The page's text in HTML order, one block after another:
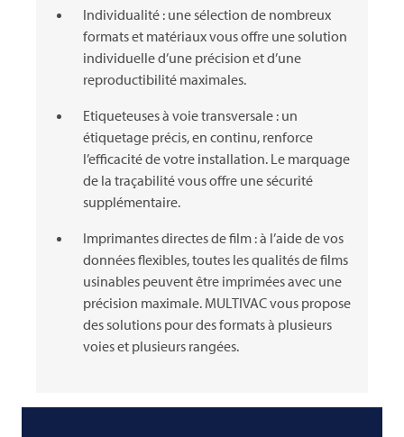
Individualité : une sélection de nombreux
formats et matériaux vous offre une solution
individuelle d’une précision et d’une
reproductibilité maximales.
Etiqueteuses à voie transversale : un
étiquetage précis, en continu, renforce
l’efficacité de votre installation. Le marquage
de la traçabilité vous offre une sécurité
supplémentaire.
Imprimantes directes de film : à l’aide de vos
données flexibles, toutes les qualités de films
usinables peuvent être imprimées avec une
précision maximale. MULTIVACvous propose
des solutions pour des formats à plusieurs
voies et plusieurs rangées.